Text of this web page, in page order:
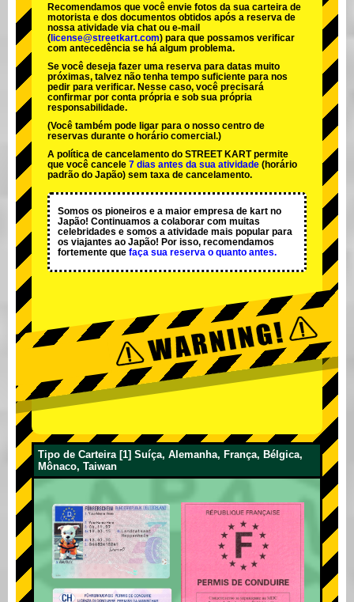
Recomendamos que você envie fotos da sua carteira de
motorista e dos documentos obtidos após a reserva de
nossa atividade via chat ou e-mail
( license@streetkart.com) para que possamos verificar
com antecedência se há algum problema.
Se você deseja fazer uma reserva para datas muito
próximas, talvez não tenha tempo suficiente para nos
pedir para verificar. Nesse caso, você precisará
confirmar por conta própria e sob sua própria
responsabilidade.
(Você também pode ligar para o nosso centro de
reservas durante o horário comercial.)
A política de cancelamento do STREET KART permite
que você cancele 7 dias antes da sua atividade (horário
padrão do Japão) sem taxa de cancelamento.
Somos os pioneiros e a maior empresa de kart no
Japão! Continuamos a colaborar com muitas
celebridades e somos a atividade mais popular para
os viajantes ao Japão! Por isso, recomendamos
fortemente que faça sua reserva o quanto antes.
Tipo de Carteira [1] Suíça, Alemanha, França, Bélgica,
Mônaco, Taiwan